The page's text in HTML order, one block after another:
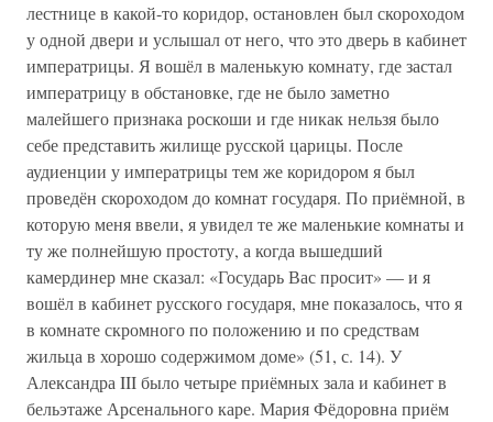
лестнице в какой-то коридор, остановлен был скороходом
у одной двери и услышал от него, что это дверь в кабинет
императрицы. Я вошёл в маленькую комнату, где застал
императрицу в обстановке, где не было заметно
малейшего признака роскоши и где никак нельзя было
себе представить жилище русской царицы. После
аудиенции у императрицы тем же коридором я был
проведён скороходом до комнат государя. По приёмной, в
которую меня ввели, я увидел те же маленькие комнаты и
ту же полнейшую простоту, а когда вышедший
камердинер мне сказал: «Государь Вас просит» — и я
вошёл в кабинет русского государя, мне показалось, что я
в комнате скромного по положению и по средствам
жильца в хорошо содержимом доме» (51, с. 14). У
Александра III было четыре приёмных зала и кабинет в
бельэтаже Арсенального каре. Мария Фёдоровна приём